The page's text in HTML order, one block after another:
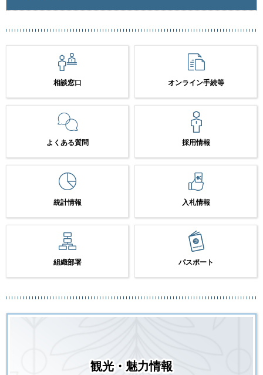
相談窓口 オンライン手続等
よくある質問 採用情報
統計情報 入札情報
組織部署 パスポート
観光・魅力情報